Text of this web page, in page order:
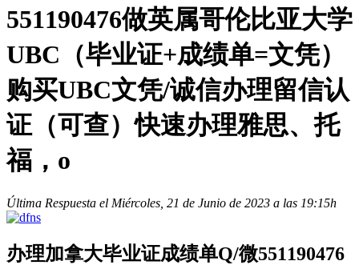
551190476做英属哥伦比亚大学
UBC（毕业证+成绩单=文凭）
购买UBC文凭/诚信办理留信认
证（可查）快速办理雅思、托
福，o
Última Respuesta el Miércoles, 21 de Junio de 2023 a las 19:15h
办理加拿大毕业证成绩单Q/微551190476